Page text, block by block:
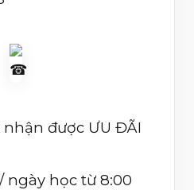
được ƯU ĐÃI
ngày học từ 8:00